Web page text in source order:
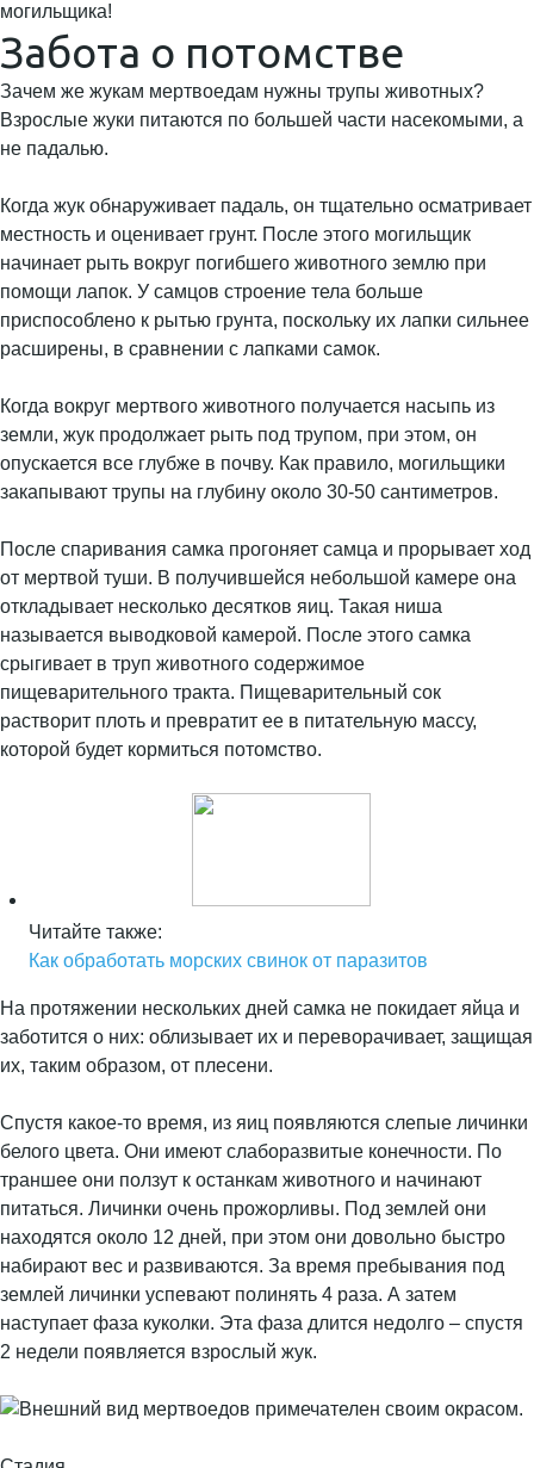
могильщика!
Забота о потомстве
Зачем же жукам мертвоедам нужны трупы животных?
Взрослые жуки питаются по большей части насекомыми, а
не падалью.
Когда жук обнаруживает падаль, он тщательно осматривает
местность и оценивает грунт. После этого могильщик
начинает рыть вокруг погибшего животного землю при
помощи лапок. У самцов строение тела больше
приспособлено к рытью грунта, поскольку их лапки сильнее
расширены, в сравнении с лапками самок.
Когда вокруг мертвого животного получается насыпь из
земли, жук продолжает рыть под трупом, при этом, он
опускается все глубже в почву. Как правило, могильщики
закапывают трупы на глубину около 30-50 сантиметров.
После спаривания самка прогоняет самца и прорывает ход
от мертвой туши. В получившейся небольшой камере она
откладывает несколько десятков яиц. Такая ниша
называется выводковой камерой. После этого самка
срыгивает в труп животного содержимое
пищеварительного тракта. Пищеварительный сок
растворит плоть и превратит ее в питательную массу,
которой будет кормиться потомство.
Читайте также:
Как обработать морских свинок от паразитов
На протяжении нескольких дней самка не покидает яйца и
заботится о них: облизывает их и переворачивает, защищая
их, таким образом, от плесени.
Спустя какое-то время, из яиц появляются слепые личинки
белого цвета. Они имеют слаборазвитые конечности. По
траншее они ползут к останкам животного и начинают
питаться. Личинки очень прожорливы. Под землей они
находятся около 12 дней, при этом они довольно быстро
набирают вес и развиваются. За время пребывания под
землей личинки успевают полинять 4 раза. А затем
наступает фаза куколки. Эта фаза длится недолго – спустя
2 недели появляется взрослый жук.